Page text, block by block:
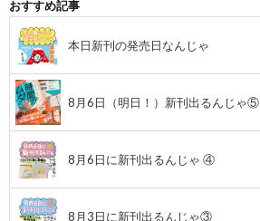
おすすめ記事
本日新刊の発売日なんじゃ
8月6日（明日！）新刊出るんじゃ⑤
8月6日に新刊出るんじゃ ④
8月3日に新刊出るんじゃ③